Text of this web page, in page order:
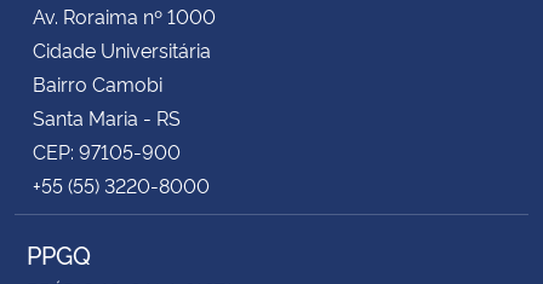
Av. Roraima nº 1000
Cidade Universitária
Bairro Camobi
Santa Maria - RS
CEP: 97105-900
+55 (55) 3220-8000
PPGQ